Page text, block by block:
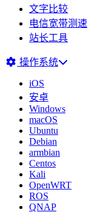
文字比较
电信宽带测速
站长工具
操作系统
iOS
安卓
Windows
macOS
Ubuntu
Debian
armbian
Centos
Kali
OpenWRT
ROS
QNAP